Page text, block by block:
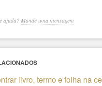
ajuda?Mande uma mensagem
livro, termo e folha na